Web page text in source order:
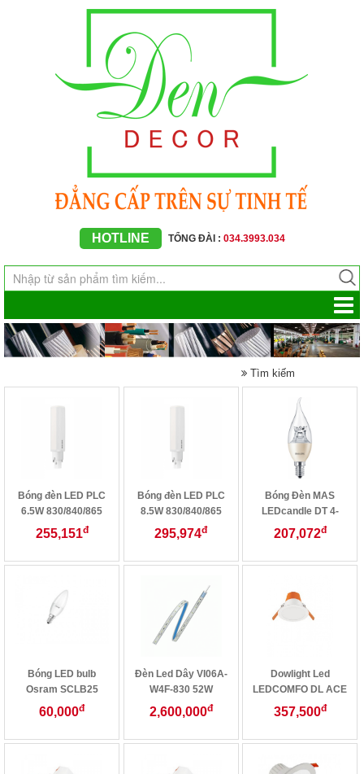
HOTLINE TỔNG ĐÀI : 034.3993.034
Tìm kiếm
Bóng đèn LED PLC
6.5W 830/840/865
2P G24d-2
255,151đ
Bóng đèn LED PLC
8.5W 830/840/865
2P G24d-3
295,974đ
Bóng Đèn MAS
LEDcandle DT 4-
25W E14 BA38 CL
207,072đ
Bóng LED bulb
Osram SCLB25
3W/827 220-240VFR
60,000đ
Đèn Led Dây VI06A-
W4F-830 52W
VALUEFLEXAIP
2,600,000đ
Dowlight Led
LEDCOMFO DL ACE
7W
357,500đ